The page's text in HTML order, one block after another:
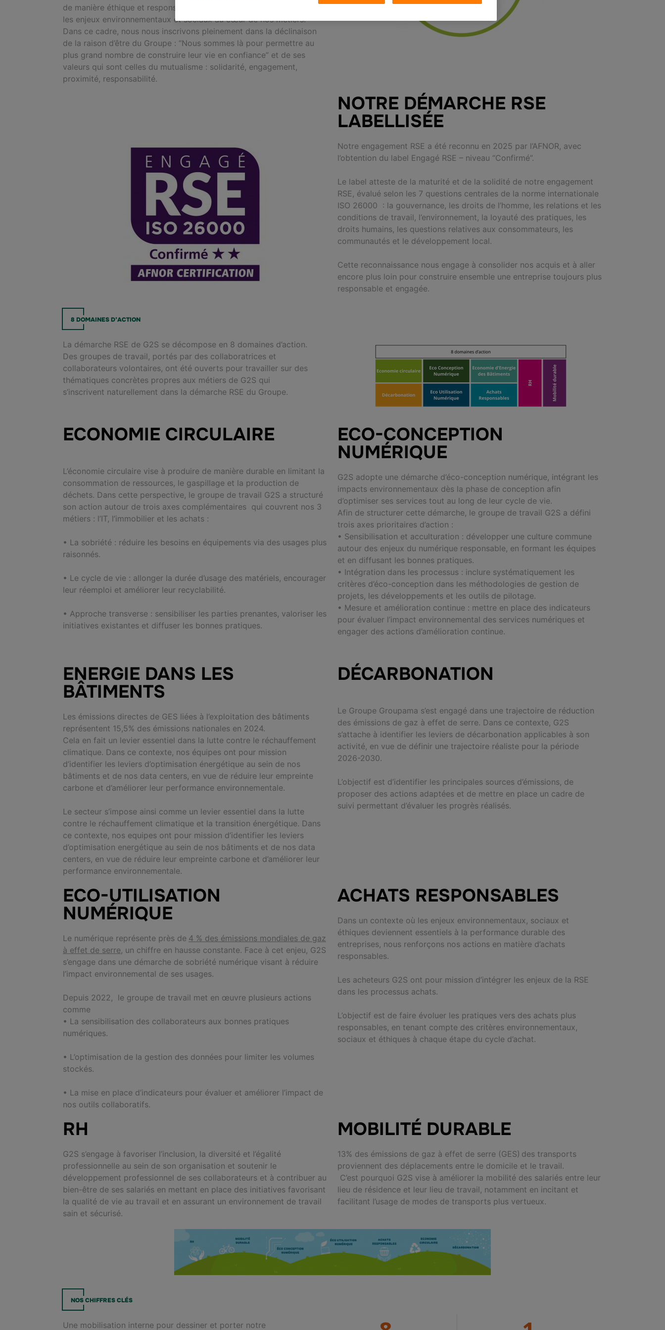
de manière éthique et responsable. Pour cela, nous mettons l’éthique,
les enjeux environnementaux et sociaux au cœur de nos métiers.
Dans ce cadre, nous nous inscrivons pleinement dans la déclinaison
de la raison d’être du Groupe : “Nous sommes là pour permettre au
plus grand nombre de construire leur vie en confiance” et de ses
valeurs qui sont celles du mutualisme : solidarité, engagement,
proximité, responsabilité.
NOTRE DÉMARCHE RSE
LABELLISÉE​
Notre engagement RSE a été reconnu en 2025 par l’AFNOR, avec
l’obtention du label Engagé RSE – niveau “Confirmé”.
Le label atteste de la maturité et de la solidité de notre engagement
RSE, évalué selon les 7 questions centrales de la norme internationale
ISO 26000 : la gouvernance, les droits de l’homme, les relations et les
conditions de travail, l’environnement, la loyauté des pratiques, les
droits humains, les questions relatives aux consommateurs, les
communautés et le développement local.
Cette reconnaissance nous engage à consolider nos acquis et à aller
encore plus loin pour construire ensemble une entreprise toujours plus
responsable et engagée.
8 DOMAINES D’ACTION
La démarche RSE de G2S se décompose en 8 domaines d’action.
Des groupes de travail, portés par des collaboratrices et
collaborateurs volontaires, ont été ouverts pour travailler sur des
thématiques concrètes propres aux métiers de G2S qui
s’inscrivent naturellement dans la démarche RSE du Groupe.
ECONOMIE CIRCULAIRE
L’économie circulaire vise à produire de manière durable en limitant la
consommation de ressources, le gaspillage et la production de
déchets. Dans cette perspective, le groupe de travail G2S a structuré
son action autour de trois axes complémentaires qui couvrent nos 3
métiers : l’IT, l’immobilier et les achats :
• La sobriété : réduire les besoins en équipements via des usages plus
raisonnés.
• Le cycle de vie : allonger la durée d’usage des matériels, encourager
leur réemploi et améliorer leur recyclabilité.
• Approche transverse : sensibiliser les parties prenantes, valoriser les
initiatives existantes et diffuser les bonnes pratiques.
ECO-CONCEPTION
NUMÉRIQUE
G2S adopte une démarche d’éco-conception numérique, intégrant les
impacts environnementaux dès la phase de conception afin
d’optimiser ses services tout au long de leur cycle de vie.
Afin de structurer cette démarche, le groupe de travail G2S a défini
trois axes prioritaires d’action :
• Sensibilisation et acculturation : développer une culture commune
autour des enjeux du numérique responsable, en formant les équipes
et en diffusant les bonnes pratiques.
• Intégration dans les processus : inclure systématiquement les
critères d’éco-conception dans les méthodologies de gestion de
projets, les développements et les outils de pilotage.
• Mesure et amélioration continue : mettre en place des indicateurs
pour évaluer l’impact environnemental des services numériques et
engager des actions d’amélioration continue.
ENERGIE DANS LES
BÂTIMENTS
Les émissions directes de GES liées à l’exploitation des bâtiments
représentent 15,5% des émissions nationales en 2024.
Cela en fait un levier essentiel dans la lutte contre le réchauffement
climatique. Dans ce contexte, nos équipes ont pour mission
d’identifier les leviers d’optimisation énergétique au sein de nos
bâtiments et de nos data centers, en vue de réduire leur empreinte
carbone et d’améliorer leur performance environnementale.
Le secteur s’impose ainsi comme un levier essentiel dans la lutte
contre le réchauffement climatique et la transition énergétique. Dans
ce contexte, nos equipes ont pour mission d’identifier les leviers
d’optimisation energétique au sein de nos bâtiments et de nos data
centers, en vue de réduire leur empreinte carbone et d’améliorer leur
performance environnementale.
DÉCARBONATION
Le Groupe Groupama s’est engagé dans une trajectoire de réduction
des émissions de gaz à effet de serre. Dans ce contexte, G2S
s’attache à identifier les leviers de décarbonation applicables à son
activité, en vue de définir une trajectoire réaliste pour la période
2026-2030.
L’objectif est d’identifier les principales sources d’émissions, de
proposer des actions adaptées et de mettre en place un cadre de
suivi permettant d’évaluer les progrès réalisés.
ECO-UTILISATION
NUMÉRIQUE
Le numérique représente près de 4 % des émissions mondiales de gaz
à effet de serre, un chiffre en hausse constante. Face à cet enjeu, G2S
s’engage dans une démarche de sobriété numérique visant à réduire
l’impact environnemental de ses usages.
Depuis 2022, le groupe de travail met en œuvre plusieurs actions
comme
• La sensibilisation des collaborateurs aux bonnes pratiques
numériques.
• L’optimisation de la gestion des données pour limiter les volumes
stockés.
• La mise en place d’indicateurs pour évaluer et améliorer l’impact de
nos outils collaboratifs.
ACHATS RESPONSABLES
Dans un contexte où les enjeux environnementaux, sociaux et
éthiques deviennent essentiels à la performance durable des
entreprises, nous renforçons nos actions en matière d’achats
responsables.
Les acheteurs G2S ont pour mission d’intégrer les enjeux de la RSE
dans les processus achats.
L’objectif est de faire évoluer les pratiques vers des achats plus
responsables, en tenant compte des critères environnementaux,
sociaux et éthiques à chaque étape du cycle d’achat.
RH MOBILITÉ DURABLE
G2S s’engage à favoriser l’inclusion, la diversité et l’égalité
professionnelle au sein de son organisation et soutenir le
développement professionnel de ses collaborateurs et à contribuer au
bien-être de ses salariés en mettant en place des initiatives favorisant
la qualité de vie au travail et en assurant un environnement de travail
sain et sécurisé.
13% des émissions de gaz à effet de serre (GES) des transports
proviennent des déplacements entre le domicile et le travail.
C’est pourquoi G2S vise à améliorer la mobilité des salariés entre leur
lieu de résidence et leur lieu de travail, notamment en incitant et
facilitant l’usage de modes de transports plus vertueux.
NOS CHIFFRES CLÉS
Une mobilisation interne pour dessiner et porter notre